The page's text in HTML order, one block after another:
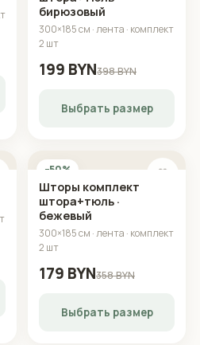
Шторы комплект
штора+тюль ·
бирюзовый
2 шт
199 BYN
Выбрать размер